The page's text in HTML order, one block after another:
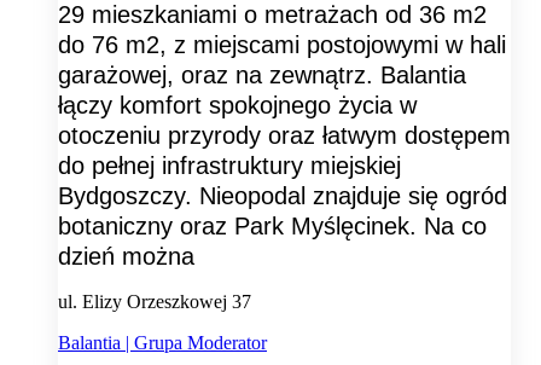
29 mieszkaniami o metrażach od 36 m2
do 76 m2, z miejscami postojowymi w hali
garażowej, oraz na zewnątrz. Balantia
łączy komfort spokojnego życia w
otoczeniu przyrody oraz łatwym dostępem
do pełnej infrastruktury miejskiej
Bydgoszczy. Nieopodal znajduje się ogród
botaniczny oraz Park Myślęcinek. Na co
dzień można
ul. Elizy Orzeszkowej 37
Balantia | Grupa Moderator